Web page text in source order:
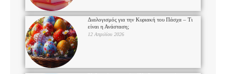
Διαλογισμός για την Κυριακή του Πάσχα – Τι
είναι η Ανάσταση;
12 Απριλίου 2026